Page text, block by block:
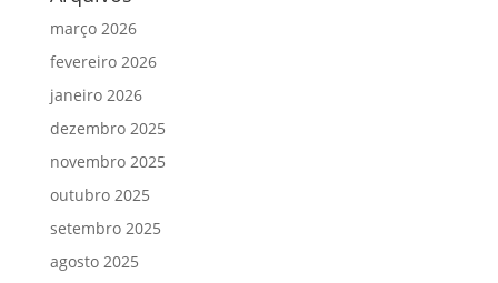
março 2026
fevereiro 2026
janeiro 2026
dezembro 2025
novembro 2025
outubro 2025
setembro 2025
agosto 2025